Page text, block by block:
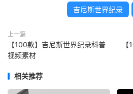
吉尼斯世界纪录
上一篇
【100款】吉尼斯世界纪录科普
视频素材
相关推荐